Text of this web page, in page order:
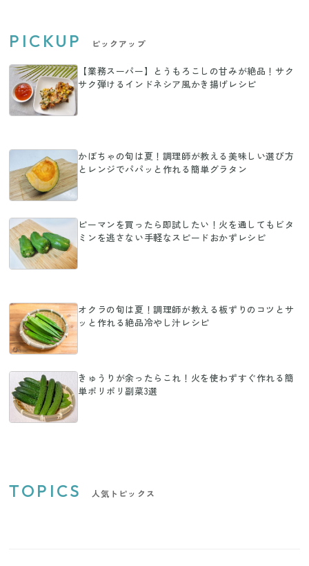
PICKUP ピックアップ
【業務スーパー】とうもろこしの甘みが絶品！サク
サク弾けるインドネシア風かき揚げレシピ
かぼちゃの旬は夏！調理師が教える美味しい選び方
とレンジでパパッと作れる簡単グラタン
ピーマンを買ったら即試したい！火を通してもビタ
ミンを逃さない手軽なスピードおかずレシピ
オクラの旬は夏！調理師が教える板ずりのコツとサ
ッと作れる絶品冷やし汁レシピ
きゅうりが余ったらこれ！火を使わずすぐ作れる簡
単ポリポリ副菜3選
TOPICS 人気トピックス